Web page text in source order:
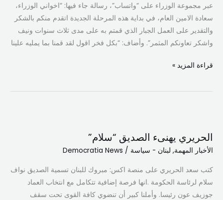
عبر مجموعة الوزراء على “واتساب”، رسالة جاء فيها: “اخواني الوزراء،
سعادة الامين العام، في بداية هذه المرحلة الجديدة اتقدم منكم بالشكر
والتقدير على العمل الجبار الذي قمتم به على مدى ثلاث سنوات ونيف
واشكر تعاونكم المثمر”. وأضاف: “بكل فخر اقول لقد قمنا بما يمليه علينا
“واتساب”
قراءة المزيد »
الحريري يهنىء الصديق “سلام”
الأخبار المهمة, لبنان - سياسة /
Democratia News
كتب سعد الحريري على منصة اكس: مبروك للبنان تسمية الصديق نواف
سلام لرئاسة الحكومة .انها فرصة إضافية تتكامل مع انتخاب العماد
جوزيف عون رئيسا. وأملنا كبير أن تنضوي كافة القوى تحت سقف
الصديق
“سلام”